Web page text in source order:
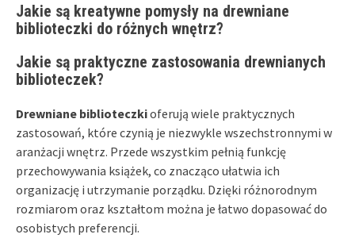
Jakie są kreatywne pomysły na drewniane
biblioteczki do różnych wnętrz?
Jakie są praktyczne zastosowania drewnianych
biblioteczek?
Drewniane biblioteczkioferują wiele praktycznych
zastosowań, które czynią je niezwykle wszechstronnymi w
aranżacji wnętrz. Przede wszystkim pełnią funkcję
przechowywania książek, co znacząco ułatwia ich
organizację i utrzymanie porządku. Dzięki różnorodnym
rozmiarom oraz kształtom można je łatwo dopasować do
osobistych preferencji.